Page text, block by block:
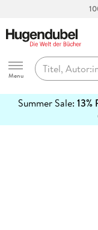
Hugendubel
Menu
Summer Sale: 13%
erfahren